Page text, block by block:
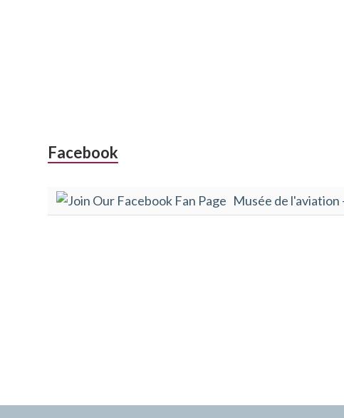
Colonne
subsidiaire
Facebook
Musée de l'aviation